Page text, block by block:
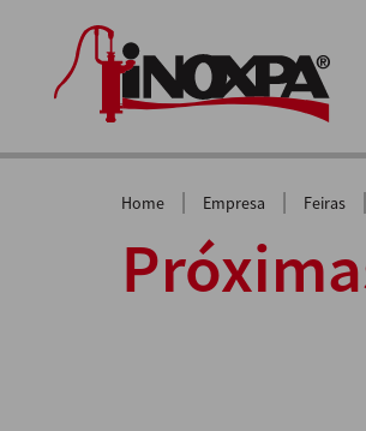
Home | Empresa | Feiras |